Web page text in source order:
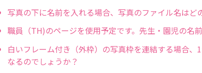
写真の下に名前を入れる場合、写真のファイル名はど
職員（TH)のページを使用予定です。先生・園児の名
白いフレーム付き（外枠）の写真枠を連結する場合
なるのでしょうか？